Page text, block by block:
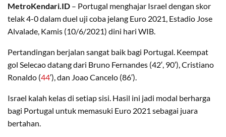
MetroKendari.ID – Portugal menghajar Israel dengan skor
telak 4-0 dalam duel uji coba jelang Euro 2021, Estadio Jose
Alvalade, Kamis (10/6/2021) dini hari WIB.
Pertandingan berjalan sangat baik bagi Portugal. Keempat
gol Selecao datang dari Bruno Fernandes (42′, 90′), Cristiano
Ronaldo (44′), dan Joao Cancelo (86′).
Israel kalah kelas di setiap sisi. Hasil ini jadi modal berharga
bagi Portugal untuk memasuki Euro 2021 sebagai juara
bertahan.